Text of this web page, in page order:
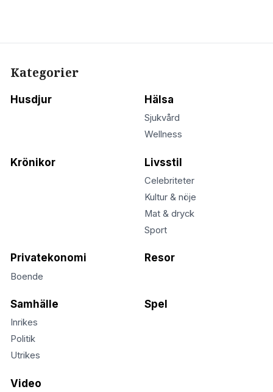
Kategorier
Husdjur Hälsa
Sjukvård
Wellness
Krönikor Livsstil
Celebriteter
Kultur & nöje
Mat & dryck
Sport
Privatekonomi
Boende
Resor
Samhälle
Inrikes
Politik
Utrikes
Spel
Video